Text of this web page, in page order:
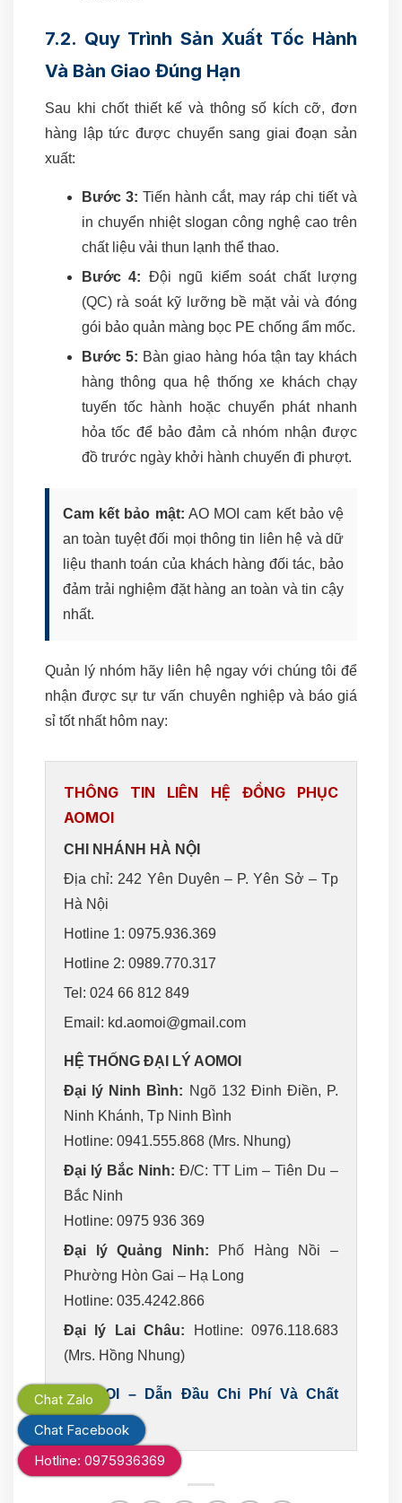
7.2. Quy Trình Sản Xuất Tốc Hành
Và Bàn Giao Đúng Hạn
Sau khi chốt thiết kế và thông số kích cỡ, đơn
hàng lập tức được chuyển sang giai đoạn sản
xuất:
Bước 3: Tiến hành cắt, may ráp chi tiết và
in chuyển nhiệt slogan công nghệ cao trên
chất liệu vải thun lạnh thể thao.
Bước 4: Đội ngũ kiểm soát chất lượng
(QC) rà soát kỹ lưỡng bề mặt vải và đóng
gói bảo quản màng bọc PE chống ẩm mốc.
Bước 5: Bàn giao hàng hóa tận tay khách
hàng thông qua hệ thống xe khách chạy
tuyến tốc hành hoặc chuyển phát nhanh
hỏa tốc để bảo đảm cả nhóm nhận được
đồ trước ngày khởi hành chuyến đi phượt.
Cam kết bảo mật: AO MOI cam kết bảo vệ
an toàn tuyệt đối mọi thông tin liên hệ và dữ
liệu thanh toán của khách hàng đối tác, bảo
đảm trải nghiệm đặt hàng an toàn và tin cậy
nhất.
Quản lý nhóm hãy liên hệ ngay với chúng tôi để
nhận được sự tư vấn chuyên nghiệp và báo giá
sỉ tốt nhất hôm nay:
THÔNG TIN LIÊN HỆ ĐỒNG PHỤC
AOMOI
CHI NHÁNH HÀ NỘI
Địa chỉ: 242 Yên Duyên – P. Yên Sở – Tp
Hà Nội
Hotline 1: 0975.936.369
Hotline 2: 0989.770.317
Tel: 024 66 812 849
Email: kd.aomoi@gmail.com
HỆ THỐNG ĐẠI LÝ AOMOI
Đại lý Ninh Bình: Ngõ 132 Đinh Điền, P.
Ninh Khánh, Tp Ninh Bình
Hotline: 0941.555.868 (Mrs. Nhung)
Đại lý Bắc Ninh: Đ/C: TT Lim – Tiên Du –
Bắc Ninh
Hotline: 0975 936 369
Đại lý Quảng Ninh: Phố Hàng Nồi –
Phường Hòn Gai – Hạ Long
Hotline: 035.4242.866
Đại lý Lai Châu: Hotline: 0976.118.683
(Mrs. Hồng Nhung)
AO MOI – Dẫn Đầu Chi Phí Và Chất
Lượng
Chat Zalo
Chat Facebook
Hotline: 0975936369